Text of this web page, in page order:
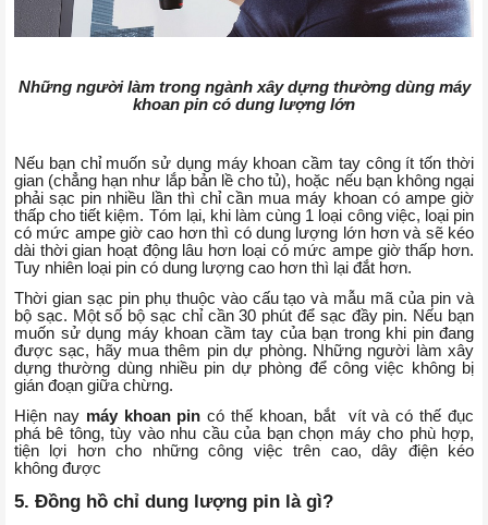
Những người làm trong ngành xây dựng thường dùng máy
khoan pin có dung lượng lớn
Nếu bạn chỉ muốn sử dụng máy khoan cầm tay công ít tốn thời
gian (chẳng hạn như lắp bản lề cho tủ), hoặc nếu bạn không ngại
phải sạc pin nhiều lần thì chỉ cần mua máy khoan có ampe giờ
thấp cho tiết kiệm. Tóm lại, khi làm cùng 1 loại công việc, loại pin
có mức ampe giờ cao hơn thì có dung lượng lớn hơn và sẽ kéo
dài thời gian hoạt động lâu hơn loại có mức ampe giờ thấp hơn.
Tuy nhiên loại pin có dung lượng cao hơn thì lại đắt hơn.
Thời gian sạc pin phụ thuộc vào cấu tạo và mẫu mã của pin và
bộ sạc. Một số bộ sạc chỉ cần 30 phút để sạc đầy pin. Nếu bạn
muốn sử dụng máy khoan cầm tay của bạn trong khi pin đang
được sạc, hãy mua thêm pin dự phòng. Những người làm xây
dựng thường dùng nhiều pin dự phòng để công việc không bị
gián đoạn giữa chừng.
Hiện nay máy khoan pin có thế khoan, bắt vít và có thế đục
phá bê tông, tùy vào nhu cầu của bạn chọn máy cho phù hợp,
tiện lợi hơn cho những công việc trên cao, dây điện kéo
không được
5. Đồng hồ chỉ dung lượng pin là gì?